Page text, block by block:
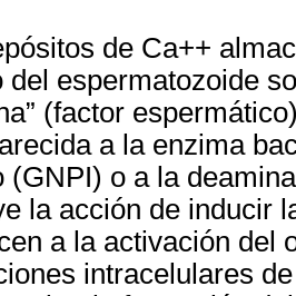
de Ca++
del espermatozoide
(factor
a la enzima
(GNPI) o a la
la acción de inducir
a la activación del
intracelulares